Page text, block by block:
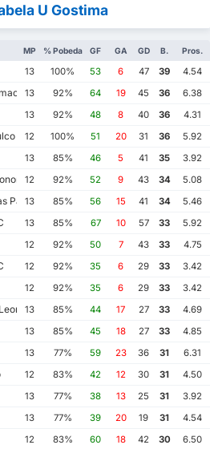
U Gostima
MP % Pobeda GF GA GD B. Pros.
13 100% 53 6 47 39
4.54
13 92% 64 19 45 36
6.38
13 92% 48 8 40 36
4.31
12 100% 51 20 31 36
5.92
13 85% 46 5 41 35
3.92
de Guerrero
12 92% 52 9 43 34
5.08
Pachuca CF III
13 85% 56 15 41 34
5.46
13 85% 67 10 57 33
5.92
12 92% 50 7 43 33
4.75
12 92% 35 6 29 33
3.42
12 92% 35 6 29 33
3.42
13 85% 44 17 27 33
4.69
13 85% 45 18 27 33
4.85
13 77% 59 23 36 31
6.31
12 83% 42 12 30 31
4.50
13 77% 38 13 25 31
3.92
13 77% 39 20 19 31
4.54
12 83% 60 18 42 30
6.50